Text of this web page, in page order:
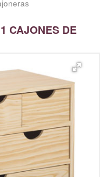
CAJONES DE